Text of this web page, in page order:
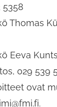
5358
Thomas
Eeva
029 539
ovat